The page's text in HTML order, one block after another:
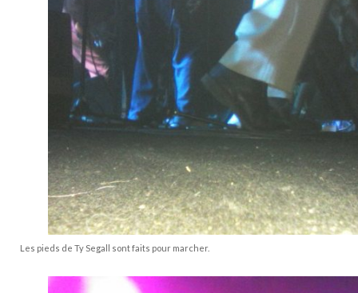
Les pieds de Ty Segall sont faits pour marcher.